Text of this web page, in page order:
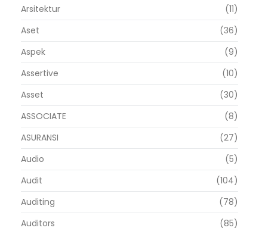
Arsitektur
(11)
Aset
(36)
Aspek
(9)
Assertive
(10)
Asset
(30)
ASSOCIATE
(8)
ASURANSI
(27)
Audio
(5)
Audit
(104)
Auditing
(78)
Auditors
(85)